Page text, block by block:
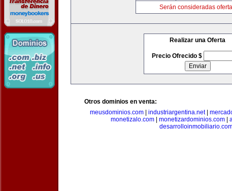
Serán consideradas
Realizar una Oferta
Precio Ofrecido $
Otros dominios en venta:
meusdominios.com| industriargentina.net|
monetizalo.com| monetizardominios.com|